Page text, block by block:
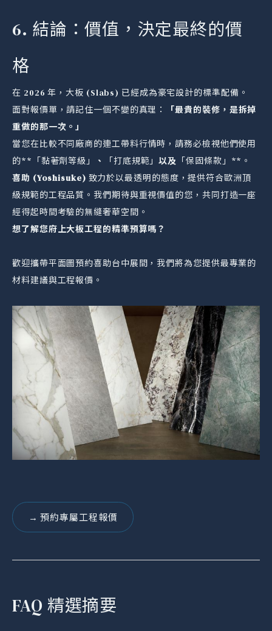
6. 結論：價值，決定最終的價
格
在 2026 年，大板 (Slabs) 已經成為豪宅設計的標準配備。
面對報價單，請記住一個不變的真理：
「最貴的裝修，是拆掉
重做的那一次。」
當您在比較不同廠商的連工帶料行情時，請務必檢視他們使用
的**「黏著劑等級」
、 「打底規範」以及 「保固條款」**。
喜助 (Yoshisuke) 致力於以最透明的態度，提供符合歐洲頂
級規範的工程品質。我們期待與重視價值的您，共同打造一座
經得起時間考驗的無縫奢華空間。
想了解您府上大板工程的精準預算嗎？
歡迎攜帶平面圖預約喜助台中展間，我們將為您提供最專業的
材料建議與工程報價。
→ 預約專屬工程報價
FAQ 精選摘要